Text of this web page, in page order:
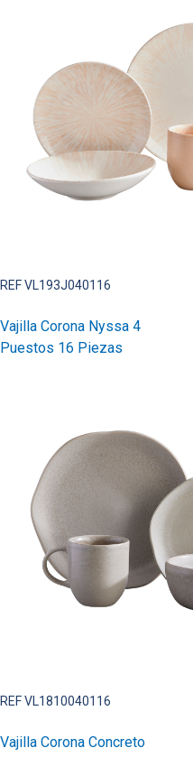
REF VL193J040116
Vajilla Corona Nyssa 4
Puestos 16 Piezas
REF VL1810040116
Vajilla Corona Concreto